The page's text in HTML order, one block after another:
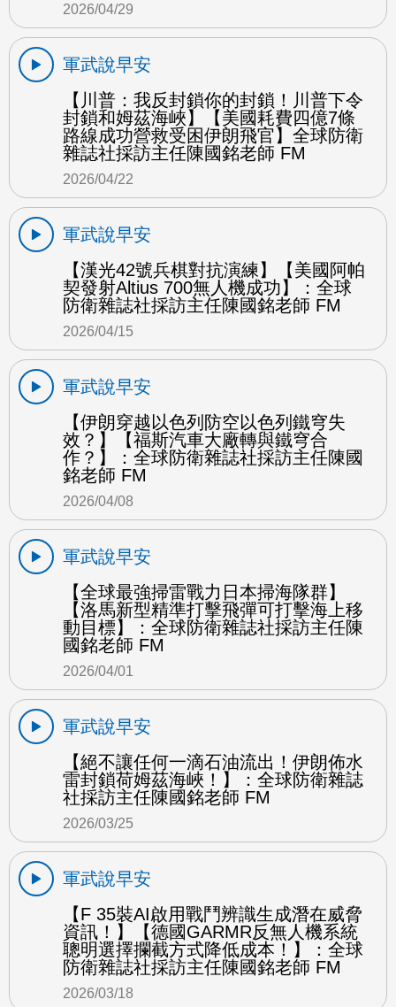
2026/04/29
軍武說早安
【川普：我反封鎖你的封鎖！川普下令
封鎖和姆茲海峽】【美國耗費四億7條
路線成功營救受困伊朗飛官】全球防衛
雜誌社採訪主任陳國銘老師 FM
2026/04/22
軍武說早安
【漢光42號兵棋對抗演練】【美國阿帕
契發射Altius 700無人機成功】：全球
防衛雜誌社採訪主任陳國銘老師 FM
2026/04/15
軍武說早安
【伊朗穿越以色列防空以色列鐵穹失
效？】【福斯汽車大廠轉與鐵穹合
作？】：全球防衛雜誌社採訪主任陳國
銘老師 FM
2026/04/08
軍武說早安
【全球最強掃雷戰力日本掃海隊群】
【洛馬新型精準打擊飛彈可打擊海上移
動目標】：全球防衛雜誌社採訪主任陳
國銘老師 FM
2026/04/01
軍武說早安
【絕不讓任何一滴石油流出！伊朗佈水
雷封鎖荷姆茲海峽！】：全球防衛雜誌
社採訪主任陳國銘老師 FM
2026/03/25
軍武說早安
【F 35裝AI啟用戰鬥辨識生成潛在威脅
資訊！】【德國GARMR反無人機系統
聰明選擇攔截方式降低成本！】：全球
防衛雜誌社採訪主任陳國銘老師 FM
2026/03/18